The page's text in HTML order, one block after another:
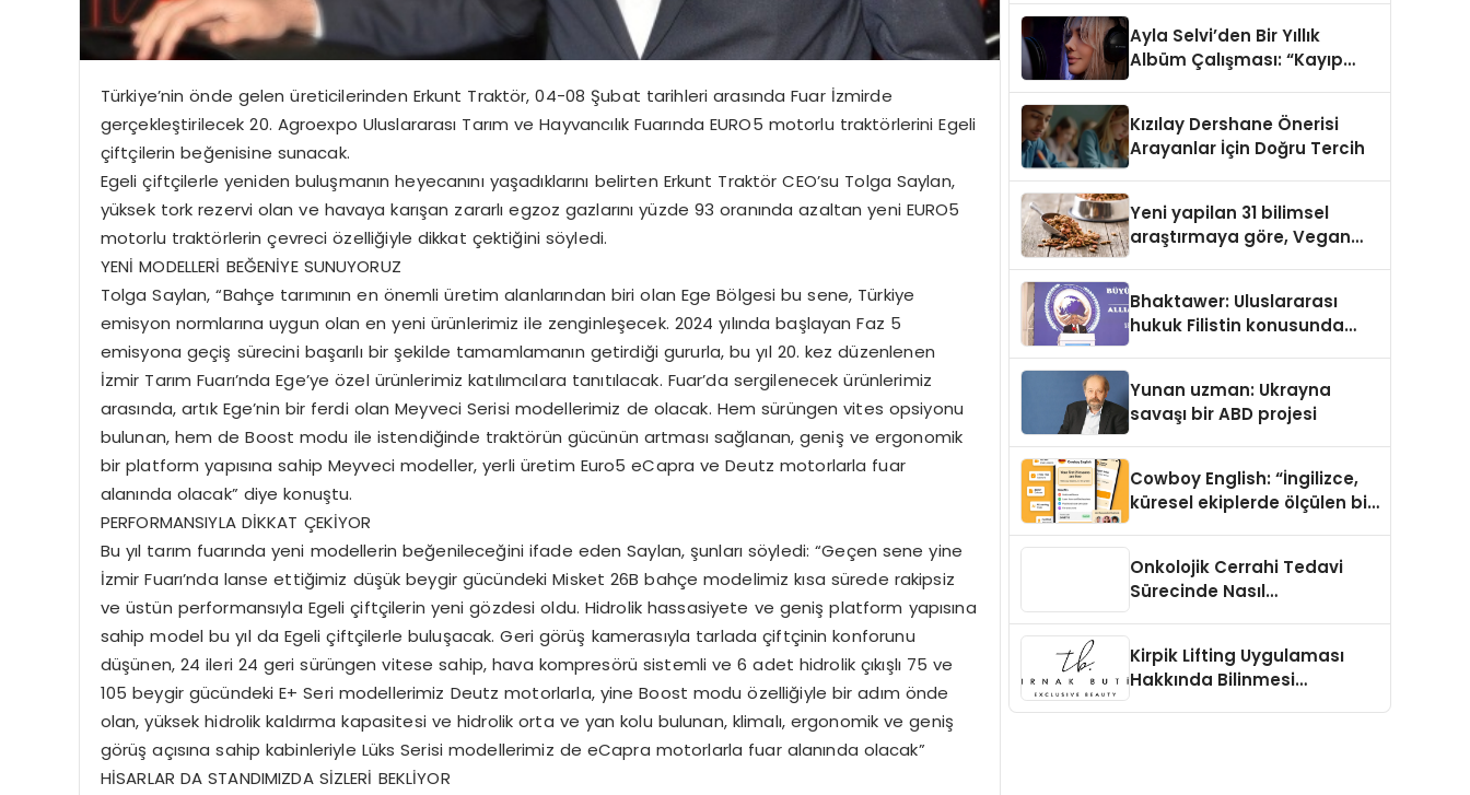
Türkiye’nin önde gelen üreticilerinden Erkunt Traktör, 04-08 Şubat tarihleri arasında Fuar İzmirde
gerçekleştirilecek 20. Agroexpo Uluslararası Tarım ve Hayvancılık Fuarında EURO5 motorlu traktörlerini Egeli
çiftçilerin beğenisine sunacak.
Egeli çiftçilerle yeniden buluşmanın heyecanını yaşadıklarını belirten Erkunt Traktör CEO’su Tolga Saylan,
yüksek tork rezervi olan ve havaya karışan zararlı egzoz gazlarını yüzde 93 oranında azaltan yeni EURO5
motorlu traktörlerin çevreci özelliğiyle dikkat çektiğini söyledi.
YENİ MODELLERİ BEĞENİYE SUNUYORUZ
Tolga Saylan, “Bahçe tarımının en önemli üretim alanlarından biri olan Ege Bölgesi bu sene, Türkiye
emisyon normlarına uygun olan en yeni ürünlerimiz ile zenginleşecek. 2024 yılında başlayan Faz 5
emisyona geçiş sürecini başarılı bir şekilde tamamlamanın getirdiği gururla, bu yıl 20. kez düzenlenen
İzmir Tarım Fuarı’nda Ege’ye özel ürünlerimiz katılımcılara tanıtılacak. Fuar’da sergilenecek ürünlerimiz
arasında, artık Ege’nin bir ferdi olan Meyveci Serisi modellerimiz de olacak. Hem sürüngen vites opsiyonu
bulunan, hem de Boost modu ile istendiğinde traktörün gücünün artması sağlanan, geniş ve ergonomik
bir platform yapısına sahip Meyveci modeller, yerli üretim Euro5 eCapra ve Deutz motorlarla fuar
alanında olacak” diye konuştu.
PERFORMANSIYLA DİKKAT ÇEKİYOR
Bu yıl tarım fuarında yeni modellerin beğenileceğini ifade eden Saylan, şunları söyledi: “Geçen sene yine
İzmir Fuarı’nda lanse ettiğimiz düşük beygir gücündeki Misket 26B bahçe modelimiz kısa sürede rakipsiz
ve üstün performansıyla Egeli çiftçilerin yeni gözdesi oldu. Hidrolik hassasiyete ve geniş platform yapısına
sahip model bu yıl da Egeli çiftçilerle buluşacak. Geri görüş kamerasıyla tarlada çiftçinin konforunu
düşünen, 24 ileri 24 geri sürüngen vitese sahip, hava kompresörü sistemli ve 6 adet hidrolik çıkışlı 75 ve
105 beygir gücündeki E+ Seri modellerimiz Deutz motorlarla, yine Boost modu özelliğiyle bir adım önde
olan, yüksek hidrolik kaldırma kapasitesi ve hidrolik orta ve yan kolu bulunan, klimalı, ergonomik ve geniş
görüş açısına sahip kabinleriyle Lüks Serisi modellerimiz de eCapra motorlarla fuar alanında olacak”
HİSARLAR DA STANDIMIZDA SİZLERİ BEKLİYOR
Ayla Selvi’den Bir Yıllık
Albüm Çalışması: “Kayıp
Kızılay Dershane Önerisi
Arayanlar İçin Doğru Tercih
Yeni yapilan 31 bilimsel
araştırmaya göre, Vegan
Sindirildiğini Ortaya Koydu
Bhaktawer: Uluslararası
hukuk Filistin konusunda
Yunan uzman: Ukrayna
savaşı bir ABD projesi
Cowboy English: “İngilizce,
küresel ekiplerde ölçülen bir
Onkolojik Cerrahi Tedavi
Sürecinde Nasıl
Kirpik Lifting Uygulaması
Hakkında Bilinmesi